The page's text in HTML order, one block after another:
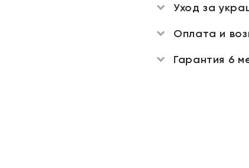
Уход за
Оплата и
Гарантия 6